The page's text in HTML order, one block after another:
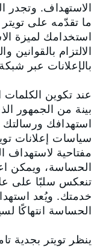
الاستهداف. وتجدر
ما تقدّمه على
استخدامك لميزة
الالتزام بالقوانين
بالإعلانات عبر
عند تكوين
بينة من الجمهور
استهدافك
سياسات إعلانات
مفتاحية لاستهداف
الحساسة، ويمكن
تنعكس سلبًا على
خدمتك. ويُعد
الحساسة انتهاكًا
ينظر تويتر بجدية